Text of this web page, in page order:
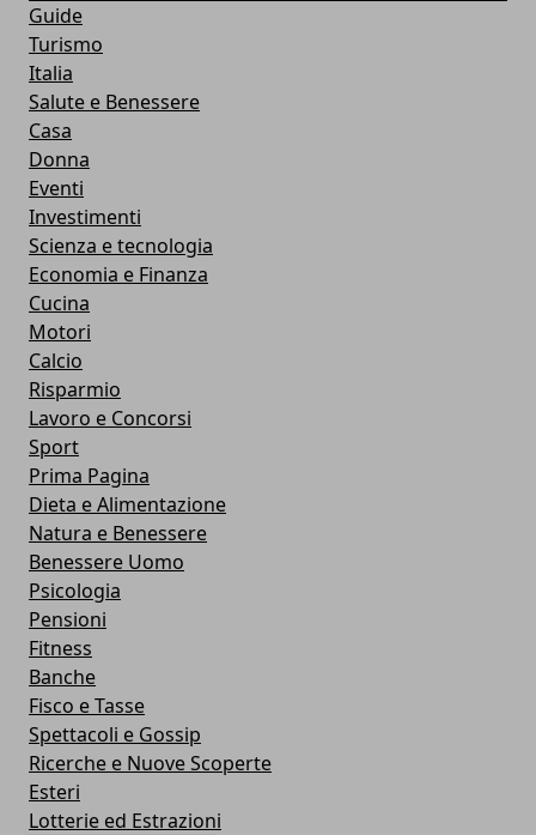
Guide
Turismo
Italia
Salute e Benessere
Casa
Donna
Eventi
Investimenti
Scienza e tecnologia
Economia e Finanza
Cucina
Motori
Calcio
Risparmio
Lavoro e Concorsi
Sport
Prima Pagina
Dieta e Alimentazione
Natura e Benessere
Benessere Uomo
Psicologia
Pensioni
Fitness
Banche
Fisco e Tasse
Spettacoli e Gossip
Ricerche e Nuove Scoperte
Esteri
Lotterie ed Estrazioni